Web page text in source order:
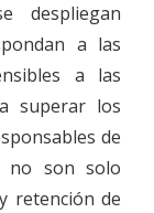
despliegan
a las
a las
superar los
de
no son solo
retención de